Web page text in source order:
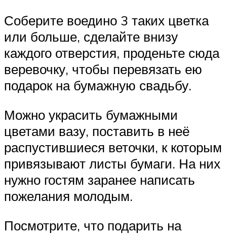
Соберите воедино 3 таких цветка
или больше, сделайте внизу
каждого отверстия, проденьте сюда
веревочку, чтобы перевязать ею
подарок на бумажную свадьбу.
Можно украсить бумажными
цветами вазу, поставить в неё
распустившиеся веточки, к которым
привязывают листы бумаги. На них
нужно гостям заранее написать
пожелания молодым.
Посмотрите, что подарить на